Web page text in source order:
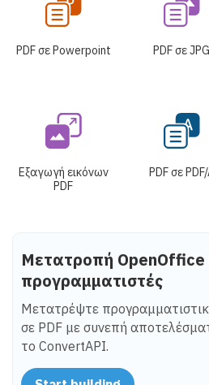
PDF σε Powerpoint PDF σε JPG
Εξαγωγή εικόνων
PDF
PDF σε
Μετατροπή OpenOffice
προγραμματιστές
Μετατρέψτε
σε PDF με συνεπή
το ConvertAPI.